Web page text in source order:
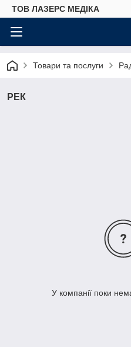
ТОВ ЛАЗЕРС МЕДІКА
Товари та послуги
РЕК
У компанії поки